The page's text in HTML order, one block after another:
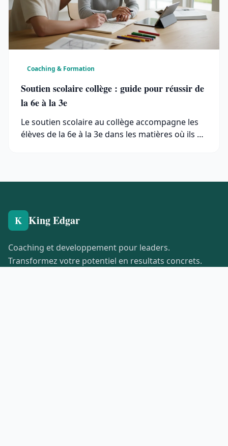
Coaching & Formation
Soutien scolaire collège : guide pour réussir de
la 6e à la 3e
Le soutien scolaire au collège accompagne les
élèves de la 6e à la 3e dans les matières où ils …
K King Edgar
Coaching et developpement pour leaders.
Transformez votre potentiel en resultats concrets.